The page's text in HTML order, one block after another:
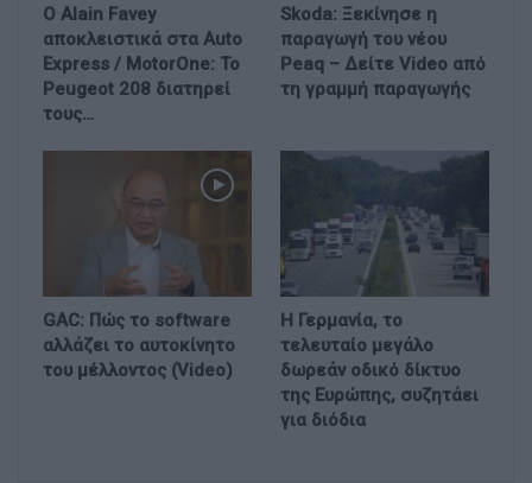
Ο Alain Favey
αποκλειστικά στα Auto
Express / MotorOne: Το
Peugeot 208 διατηρεί
τους…
Skoda: Ξεκίνησε η
παραγωγή του νέου
Peaq – Δείτε Video από
τη γραμμή παραγωγής
GAC: Πώς το software
αλλάζει το αυτοκίνητο
του μέλλοντος (Video)
Η Γερμανία, το
τελευταίο μεγάλο
δωρεάν οδικό δίκτυο
της Ευρώπης, συζητάει
για διόδια